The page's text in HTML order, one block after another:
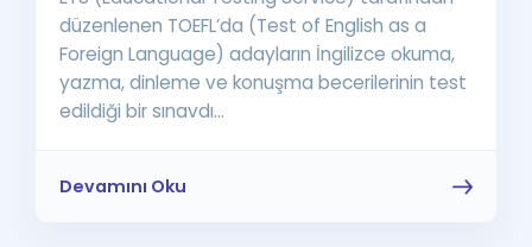
düzenlenen TOEFL’da (Test of English as a
Foreign Language) adayların İngilizce okuma,
yazma, dinleme ve konuşma becerilerinin test
edildiği bir sınavdı...
Devamını Oku